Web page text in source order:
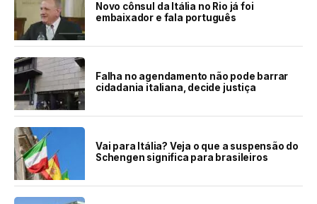
Novo cônsul da Itália no Rio já foi
embaixador e fala português
Falha no agendamento não pode barrar
cidadania italiana, decide justiça
Vai para Itália? Veja o que a suspensão do
Schengen significa para brasileiros